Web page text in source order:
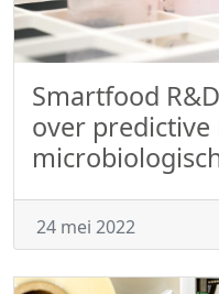
Smartfood
over
24 mei 2022